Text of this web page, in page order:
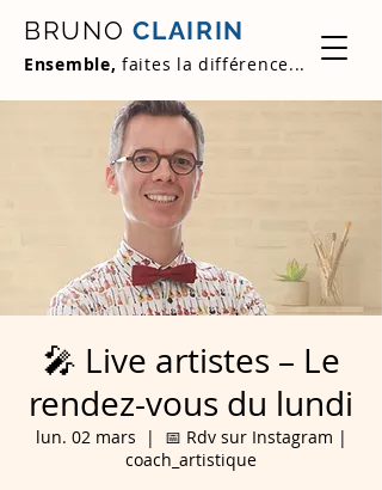
BRUNO CLAIRIN
Ensemble, faites la différence...
🎤 Live artistes – Le
rendez-vous du lundi
lun. 02 mars
  |
📅 Rdv sur Instagram |
coach_artistique